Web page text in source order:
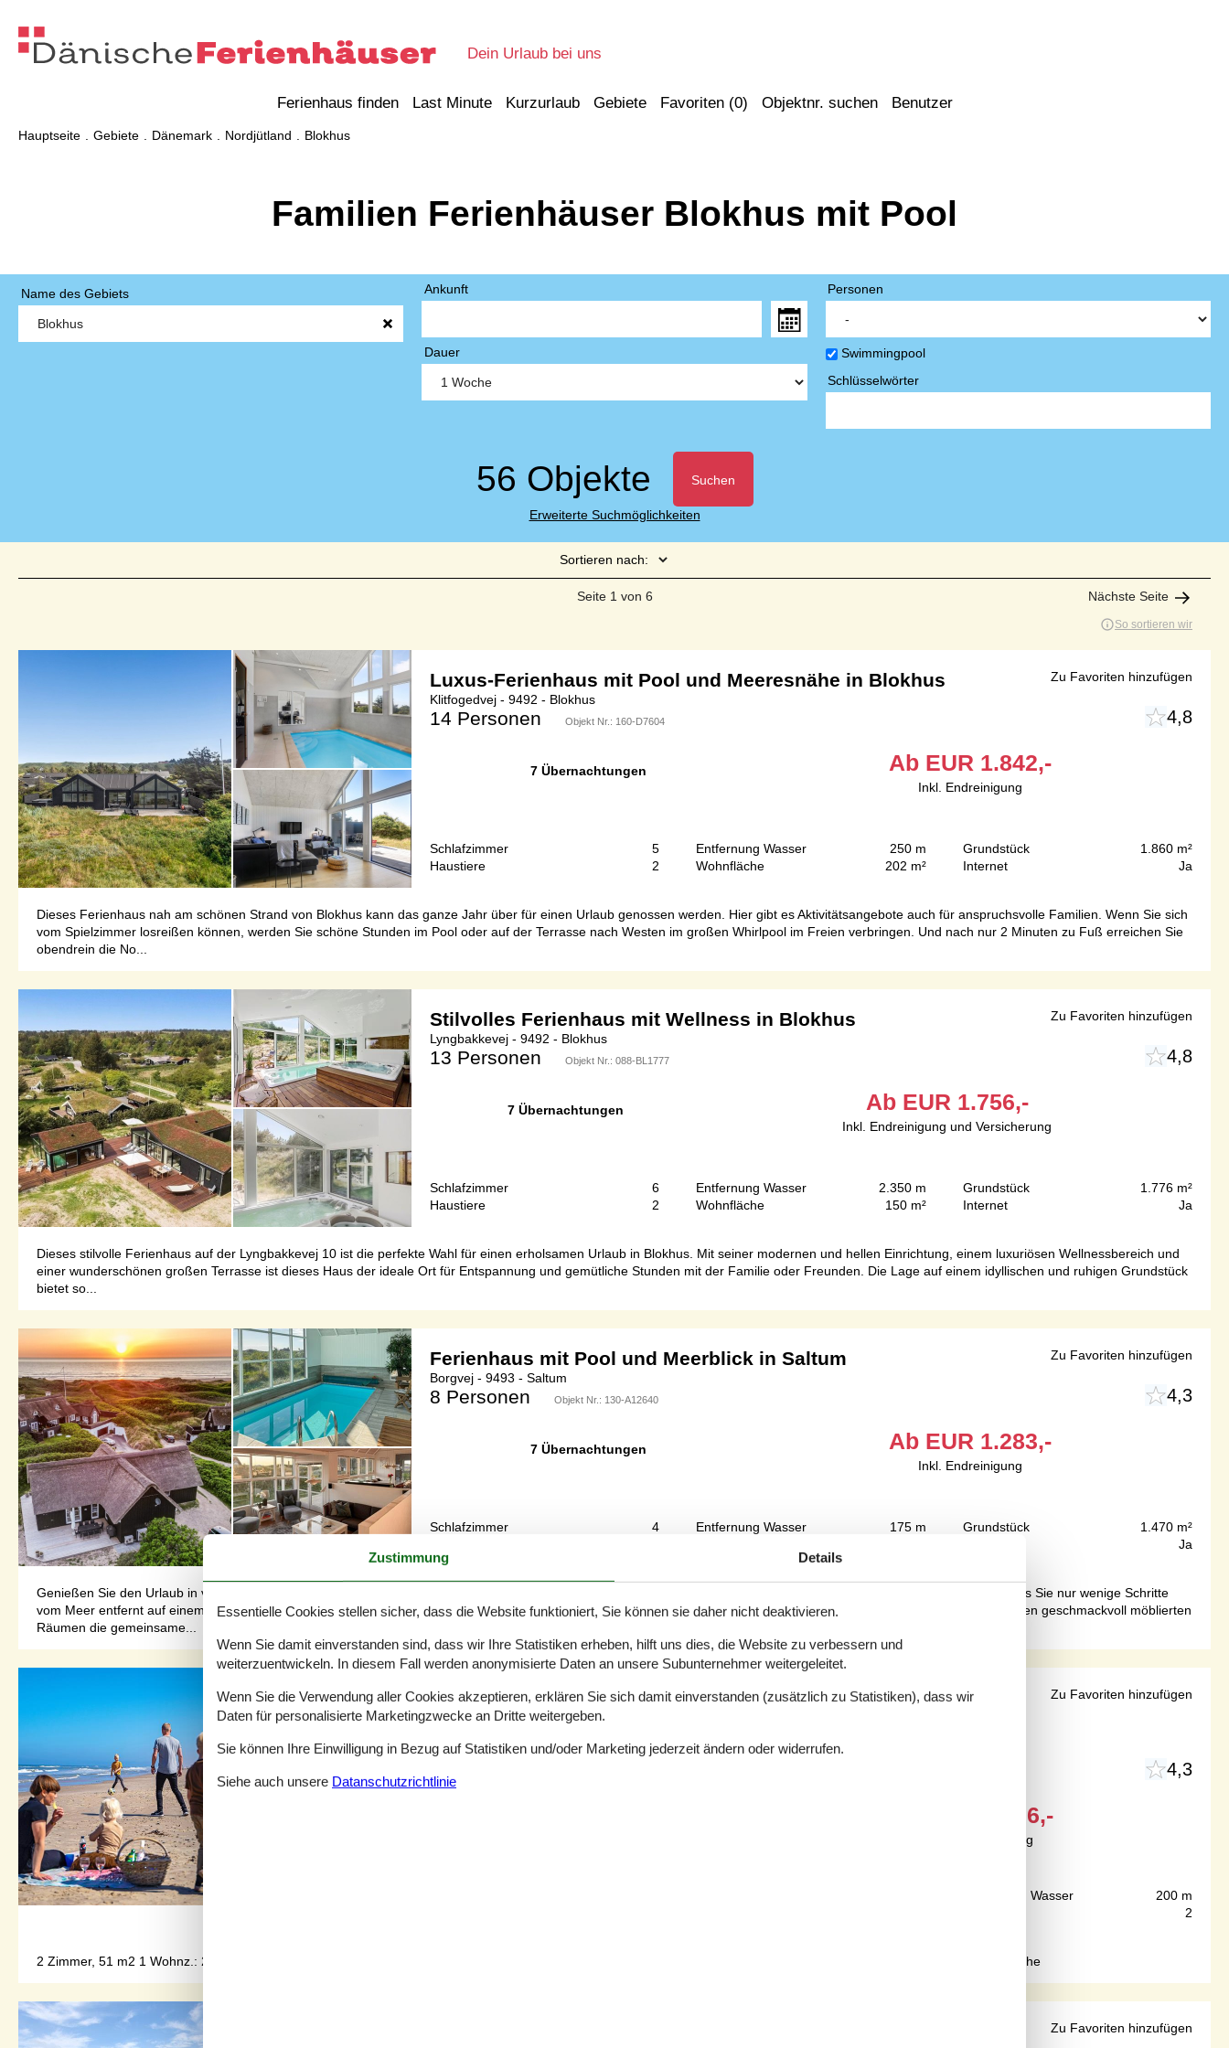
Dein Urlaub bei uns
Ferienhaus finden Last Minute Kurzurlaub Gebiete Favoriten (0) Objektnr. suchen Benutzer
Hauptseite Gebiete Dänemark Nordjütland Blokhus
Familien Ferienhäuser Blokhus mit Pool
Name des Gebiets Ankunft
Dauer
Personen
Swimmingpool
Schlüsselwörter
56 Objekte Suchen
Erweiterte Suchmöglichkeiten
Sortieren nach:
Seite 1 von 6 Nächste Seite
So sortieren wir
Luxus-Ferienhaus mit Pool und Meeresnähe in Blokhus
Klitfogedvej - 9492 - Blokhus
14 Personen Objekt Nr.: 160-D7604 4,8
7 Übernachtungen Ab EUR 1.842,-
Inkl. Endreinigung
Schlafzimmer
5
Haustiere
2
Entfernung Wasser
250 m
Wohnfläche
202 m²
Grundstück
1.860 m²
Internet
Ja
Dieses Ferienhaus nah am schönen Strand von Blokhus kann das ganze Jahr über für einen Urlaub genossen werden. Hier gibt es Aktivitätsangebote auch für anspruchsvolle Familien. Wenn Sie sich
vom Spielzimmer losreißen können, werden Sie schöne Stunden im Pool oder auf der Terrasse nach Westen im großen Whirlpool im Freien verbringen. Und nach nur 2 Minuten zu Fuß erreichen Sie
obendrein die No...
Zu Favoriten hinzufügen
Stilvolles Ferienhaus mit Wellness in Blokhus
Lyngbakkevej - 9492 - Blokhus
13 Personen Objekt Nr.: 088-BL1777 4,8
7 Übernachtungen Ab EUR 1.756,-
Inkl. Endreinigung und Versicherung
Schlafzimmer
6
Haustiere
2
Entfernung Wasser
2.350 m
Wohnfläche
150 m²
Grundstück
1.776 m²
Internet
Ja
Dieses stilvolle Ferienhaus auf der Lyngbakkevej 10 ist die perfekte Wahl für einen erholsamen Urlaub in Blokhus. Mit seiner modernen und hellen Einrichtung, einem luxuriösen Wellnessbereich und
einer wunderschönen großen Terrasse ist dieses Haus der ideale Ort für Entspannung und gemütliche Stunden mit der Familie oder Freunden. Die Lage auf einem idyllischen und ruhigen Grundstück
bietet so...
Zu Favoriten hinzufügen
Ferienhaus mit Pool und Meerblick in Saltum
Borgvej - 9493 - Saltum
8 Personen Objekt Nr.: 130-A12640 4,3
7 Übernachtungen Ab EUR 1.283,-
Inkl. Endreinigung
Schlafzimmer
4
Entfernung Wasser
175 m
Grundstück
1.470 m²
Ja
Genießen Sie den Urlaub in vollen Zügen in diesem komfortablen Ferienhaus am Meer mit Innenpool.Willkommen in dem fantastisch gelegenen und geräumigen Haus, das Sie nur wenige Schritte
vom Meer entfernt auf einem hügeligen Dünengrundstück begrüßt und den idealen Rahmen für einen erholsamen Urlaub mit der ganzen Familie bietet. Genießen Sie in den geschmackvoll möblierten
Räumen die gemeinsame...
Zu Favoriten hinzufügen
Modernes Ferienhaus mit Balkon und WLAN in Blokhus
Ferienanlage Nordsöen
Max 4 Personen
4,3
696,-
Inkl. Endreinigung
Entfernung Wasser
200 m
2
2 Zimmer, 51 m2 1 Wohnz.: 2 Liegen, gratis WLAN, TV 1 Schlafz.: 2 Betten Off. Küche: E-Herd, Ofen, Kühlschr. m. Gefrierfach, Abzugsh., Kaffeem., Spülm. Bad: WC, Dusche
Zu Favoriten hinzufügen
Zu Favoriten hinzufügen
Zustimmung Details
Essentielle Cookies stellen sicher, dass die Website funktioniert, Sie können sie daher nicht deaktivieren.
Wenn Sie damit einverstanden sind, dass wir Ihre Statistiken erheben, hilft uns dies, die Website zu verbessern und
weiterzuentwickeln. In diesem Fall werden anonymisierte Daten an unsere Subunternehmer weitergeleitet.
Wenn Sie die Verwendung aller Cookies akzeptieren, erklären Sie sich damit einverstanden (zusätzlich zu Statistiken), dass wir
Daten für personalisierte Marketingzwecke an Dritte weitergeben.
Sie können Ihre Einwilligung in Bezug auf Statistiken und/oder Marketing jederzeit ändern oder widerrufen.
Siehe auch unsere Datanschutzrichtlinie